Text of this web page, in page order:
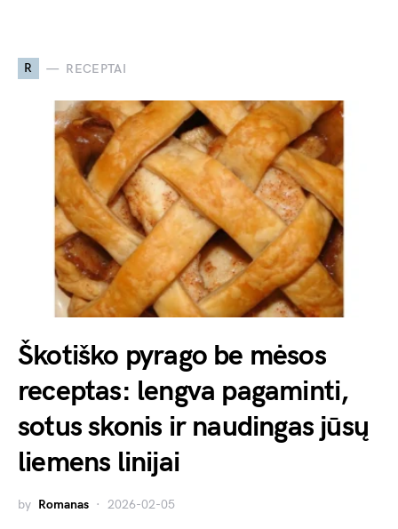
R RECEPTAI
Škotiško pyrago be mėsos
receptas: lengva pagaminti,
sotus skonis ir naudingas jūsų
liemens linijai
by Romanas 2026-02-05